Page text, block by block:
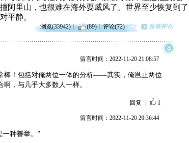
阿里山，也很难在海外耍威风了。世界至少恢复到了
平静。
浏览(33942) (89) 评论(72) 发表评论
留言时间：2022-11-20 21:08:57
棒！包括对俺两位一体的分析——其实，俺岂止两位
，与几乎大多数人一样。
回复 1
留言时间：2022-11-20 20:36:44
一种善举。”